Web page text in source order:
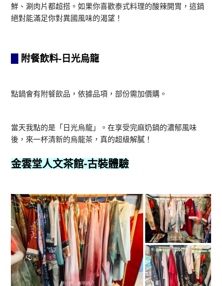
鮮、涮肉片都超搭。如果你喜歡泰式料理的酸辣開胃，這鍋
絕對能滿足你對異國風味的渴望！
附餐飲料-日光烏龍
點鍋會有附餐飲品，依據品項，部份需加價購。
當天我點的是「日光烏龍」。在享受完麻奶鍋的濃郁風味
後，來一杯清新的烏龍茶，真的超級解膩！
金雲堂人文茶館-古裝體驗